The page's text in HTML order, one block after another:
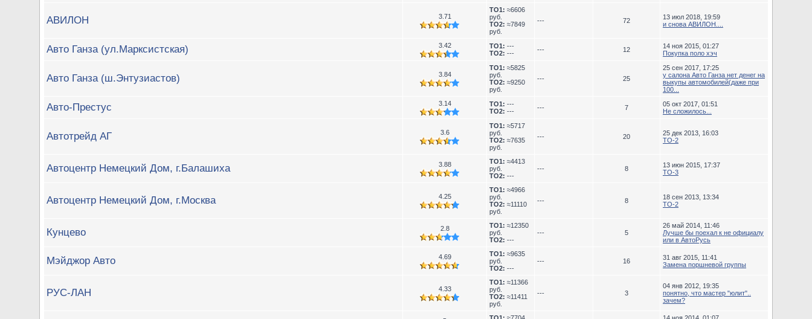
АВИЛОН 3.71
TO1: ≈6606
руб.
TO2: ≈7849
руб.
--- 72
13 июл 2018, 19:59
и снова АВИЛОН....
Авто Ганза (ул.Марксистская) 3.42 TO1: ---
TO2: --- --- 12
14 ноя 2015, 01:27
Покупка поло хэч
Авто Ганза (ш.Энтузиастов) 3.84
TO1: ≈5825
руб.
TO2: ≈9250
руб.
--- 25
25 сен 2017, 17:25
у салона Авто Ганза нет денег на
выкупы автомобилей(даже при
100...
Авто-Престус 3.14 TO1: ---
TO2: --- --- 7
05 окт 2017, 01:51
Не сложилось...
Автотрейд АГ 3.6
TO1: ≈5717
руб.
TO2: ≈7635
руб.
--- 20
25 дек 2013, 16:03
ТО-2
Автоцентр Немецкий Дом, г.Балашиха 3.88 TO1: ≈4413
руб.
TO2: ---
--- 8
13 июн 2015, 17:37
ТО-3
Автоцентр Немецкий Дом, г.Москва 4.25
TO1: ≈4966
руб.
TO2: ≈11110
руб.
--- 8
18 сен 2013, 13:34
TO-2
Кунцево 2.8 TO1: ≈12350
руб.
TO2: ---
--- 5
26 май 2014, 11:46
Лучше бы поехал к не официалу
или в АвтоРусь
Мэйджор Авто 4.69 TO1: ≈9635
руб.
TO2: ---
--- 16
31 авг 2015, 11:41
Замена поршневой группы
РУС-ЛАН 4.33
TO1: ≈11366
руб.
TO2: ≈11411
руб.
--- 3
04 янв 2012, 19:35
понятно, что мастер "юлит"..
зачем?